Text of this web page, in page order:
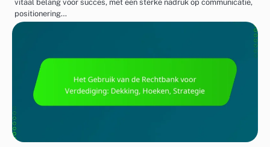
vitaal belang voor succes, met een sterke nadruk op communicatie,
positionering…